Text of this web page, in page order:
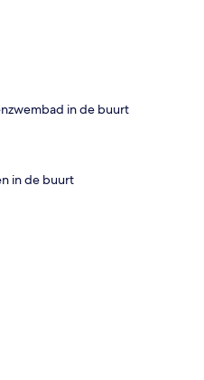
in de buurt
in de buurt